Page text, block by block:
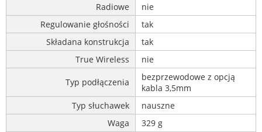
Radiowe
nie
Regulowanie głośności
tak
Składana konstrukcja
tak
True Wireless
nie
Typ podłączenia
bezprzewodowe z opcją
kabla 3,5mm
Typ słuchawek
nauszne
Waga
329 g